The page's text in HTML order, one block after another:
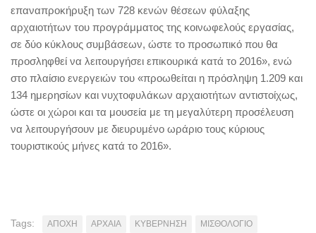
επαναπροκήρυξη των 728 κενών θέσεων φύλαξης
αρχαιοτήτων του προγράμματος της κοινωφελούς εργασίας,
σε δύο κύκλους συμβάσεων, ώστε το προσωπικό που θα
προσληφθεί να λειτουργήσει επικουρικά κατά το 2016», ενώ
στο πλαίσιο ενεργειών του «προωθείται η πρόσληψη 1.209 και
134 ημερησίων και νυχτοφυλάκων αρχαιοτήτων αντιστοίχως,
ώστε οι χώροι και τα μουσεία με τη μεγαλύτερη προσέλευση
να λειτουργήσουν με διευρυμένο ωράριο τους κύριους
τουριστικούς μήνες κατά το 2016».
Tags: ΑΠΟΧΗ ΑΡΧΑΙΑ ΚΥΒΕΡΝΗΣΗ
ΜΙΣΘΟΛΟΓΙΟ